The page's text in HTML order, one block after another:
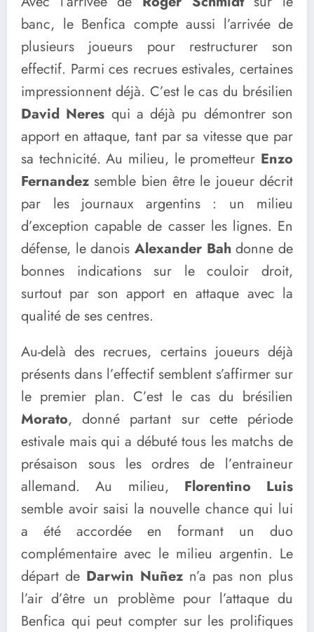
banc, le Benfica compte aussi l’arrivée de
plusieurs joueurs pour restructurer son
effectif. Parmi ces recrues estivales, certaines
impressionnent déjà. C’est le cas du brésilien
David Neres qui a déjà pu démontrer son
apport en attaque, tant par sa vitesse que par
sa technicité. Au milieu, le prometteur Enzo
Fernandez semble bien être le joueur décrit
par les journaux argentins : un milieu
d’exception capable de casser les lignes. En
défense, le danois Alexander Bahdonne de
bonnes indications sur le couloir droit,
surtout par son apport en attaque avec la
qualité de ses centres.
Au-delà des recrues, certains joueurs déjà
présents dans l’effectif semblent s’affirmer sur
le premier plan. C’est le cas du brésilien
Morato, donné partant sur cette période
estivale mais qui a débuté tous les matchs de
présaison sous les ordres de l’entraineur
allemand. Au milieu, Florentino Luis
semble avoir saisi la nouvelle chance qui lui
a été accordée en formant un duo
complémentaire avec le milieu argentin. Le
départ de Darwin Nuñez n’a pas non plus
l’air d’être un problème pour l’attaque du
Benfica qui peut compter sur les prolifiques